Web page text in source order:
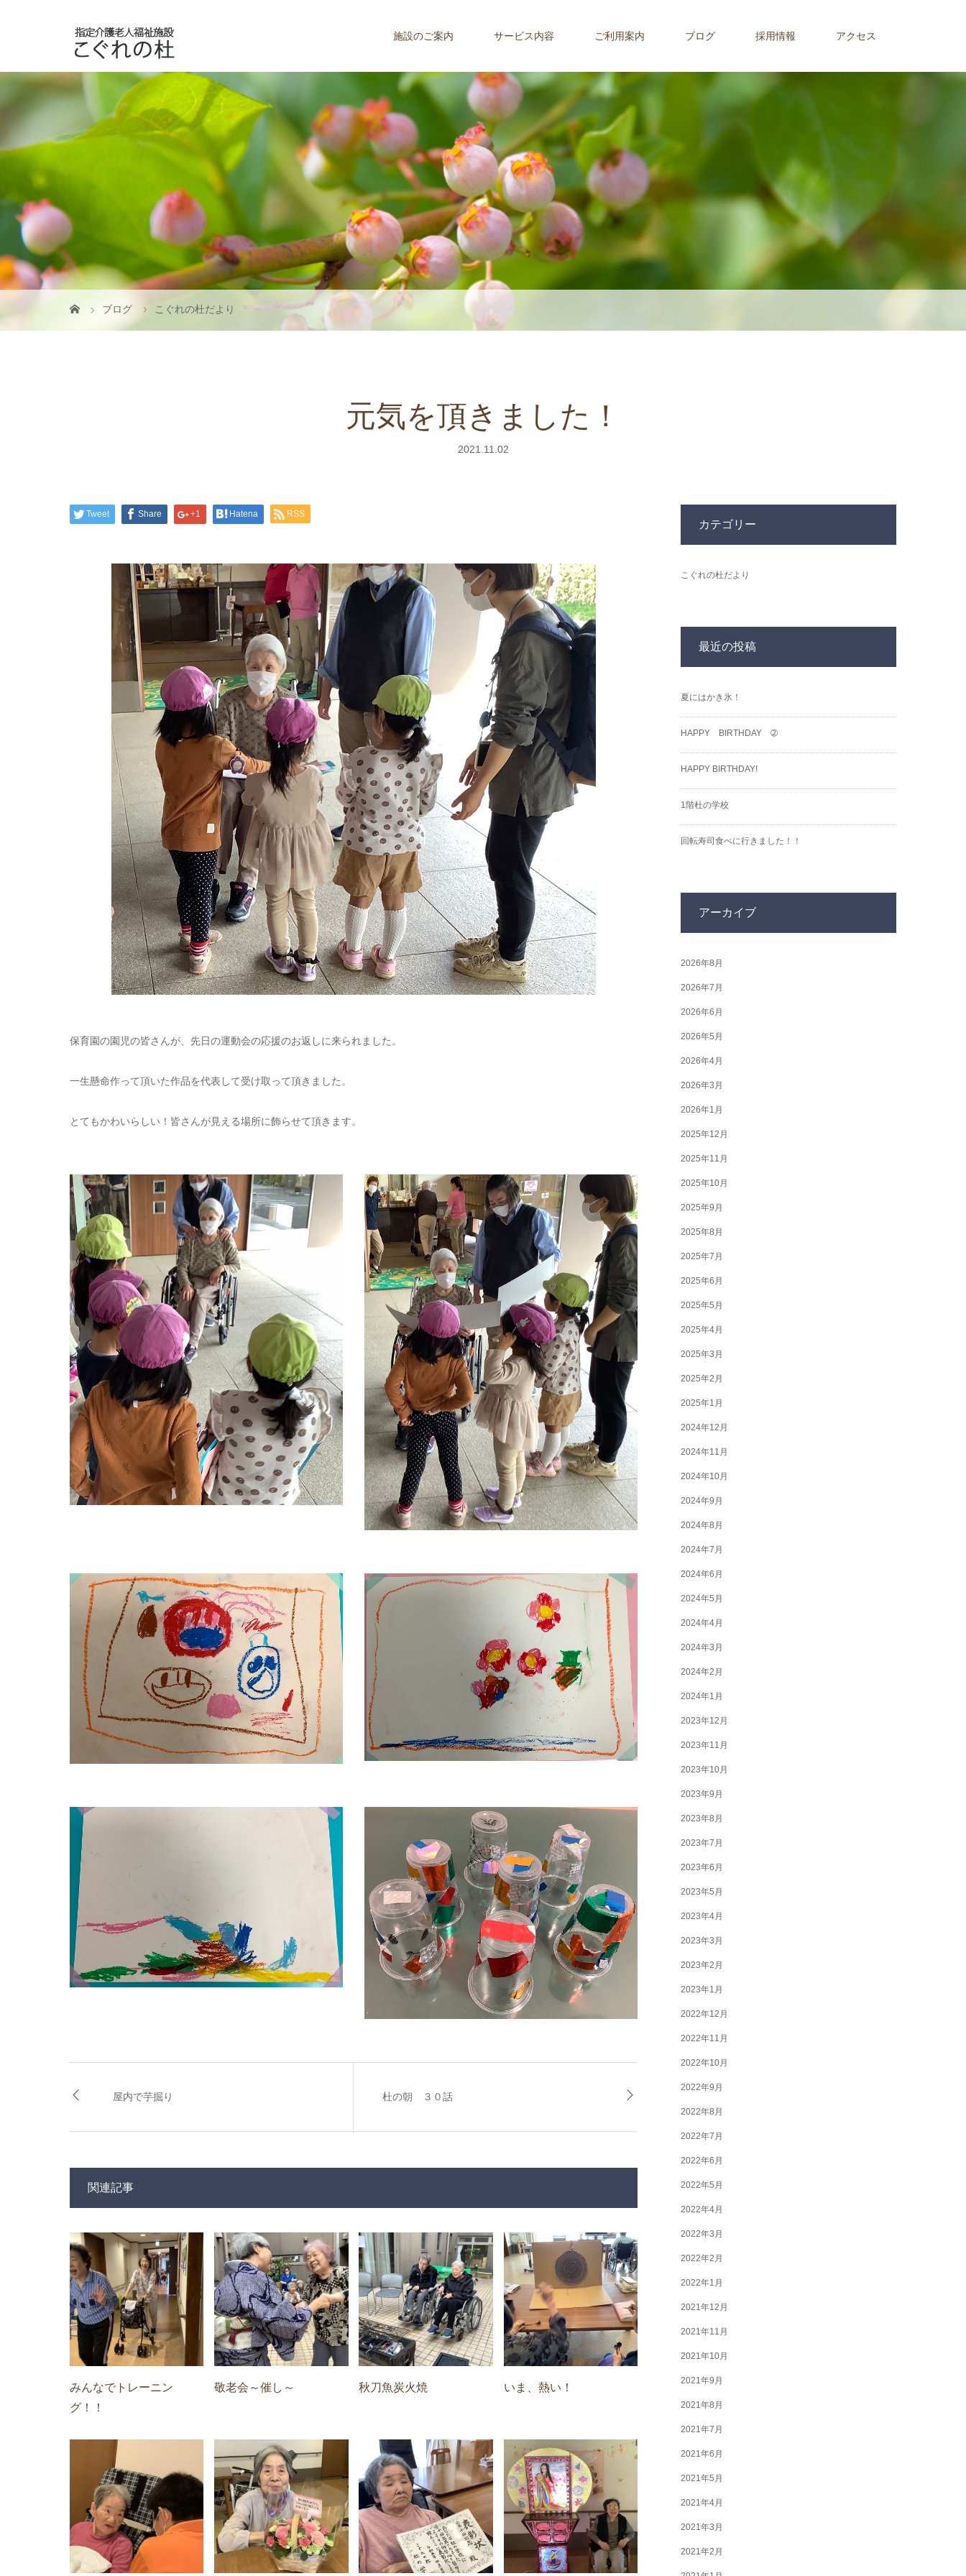
施設のご案内 サービス内容 ご利用案内 ブログ 採用情報 アクセス
ブログ こぐれの杜だより
元気を頂きました！
2021.11.02
Tweet Share +1 Hatena RSS
保育園の園児の皆さんが、先日の運動会の応援のお返しに来られました。
一生懸命作って頂いた作品を代表して受け取って頂きました。
とてもかわいらしい！皆さんが見える場所に飾らせて頂きます。
屋内で芋掘り 杜の朝 ３０話
関連記事
みんなでトレーニン
グ！！
敬老会～催し～ 秋刀魚炭火焼 いま、熱い！
カテゴリー
こぐれの杜だより
最近の投稿
夏にはかき氷！
HAPPY BIRTHDAY ➁
HAPPY BIRTHDAY!
1階杜の学校
回転寿司食べに行きました！！
アーカイブ
2026年8月
2026年7月
2026年6月
2026年5月
2026年4月
2026年3月
2026年1月
2025年12月
2025年11月
2025年10月
2025年9月
2025年8月
2025年7月
2025年6月
2025年5月
2025年4月
2025年3月
2025年2月
2025年1月
2024年12月
2024年11月
2024年10月
2024年9月
2024年8月
2024年7月
2024年6月
2024年5月
2024年4月
2024年3月
2024年2月
2024年1月
2023年12月
2023年11月
2023年10月
2023年9月
2023年8月
2023年7月
2023年6月
2023年5月
2023年4月
2023年3月
2023年2月
2023年1月
2022年12月
2022年11月
2022年10月
2022年9月
2022年8月
2022年7月
2022年6月
2022年5月
2022年4月
2022年3月
2022年2月
2022年1月
2021年12月
2021年11月
2021年10月
2021年9月
2021年8月
2021年7月
2021年6月
2021年5月
2021年4月
2021年3月
2021年2月